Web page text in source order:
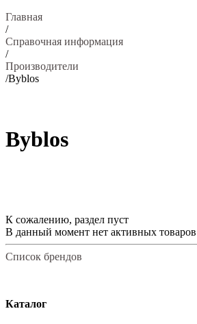
Главная
/
Справочная информация
/
Производители
/Byblos
Byblos
К сожалению, раздел пуст
В данный момент нет активных товаров
Список брендов
Каталог